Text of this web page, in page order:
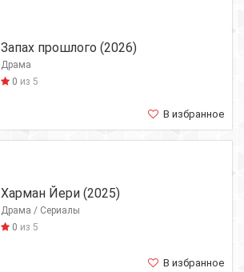
Запах прошлого (2026)
Драма
0 из 5
В избранное
Харман Йери (2025)
Драма / Сериалы
0 из 5
В избранное